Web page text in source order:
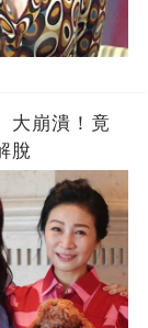
大崩潰！竟
脫